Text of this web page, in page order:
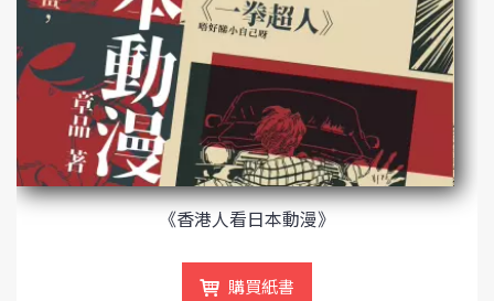
《香港人看日本動漫》
購買紙書